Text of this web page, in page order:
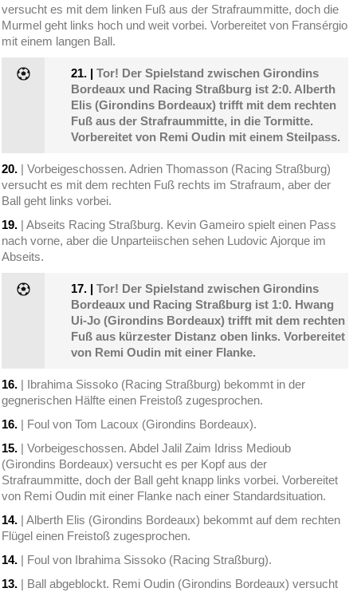
versucht es mit dem linken Fuß aus der Strafraummitte, doch die
Murmel geht links hoch und weit vorbei. Vorbereitet von Fransérgio
mit einem langen Ball.
21. |Tor! Der Spielstand zwischen Girondins
Bordeaux und Racing Straßburg ist 2:0. Alberth
Elis (Girondins Bordeaux) trifft mit dem rechten
Fuß aus der Strafraummitte, in die Tormitte.
Vorbereitet von Remi Oudin mit einem Steilpass.
20. | Vorbeigeschossen. Adrien Thomasson (Racing Straßburg)
versucht es mit dem rechten Fuß rechts im Strafraum, aber der
Ball geht links vorbei.
19. | Abseits Racing Straßburg. Kevin Gameiro spielt einen Pass
nach vorne, aber die Unparteiischen sehen Ludovic Ajorque im
Abseits.
17. |Tor! Der Spielstand zwischen Girondins
Bordeaux und Racing Straßburg ist 1:0. Hwang
Ui-Jo (Girondins Bordeaux) trifft mit dem rechten
Fuß aus kürzester Distanz oben links. Vorbereitet
von Remi Oudin mit einer Flanke.
16. | Ibrahima Sissoko (Racing Straßburg) bekommt in der
gegnerischen Hälfte einen Freistoß zugesprochen.
16. | Foul von Tom Lacoux (Girondins Bordeaux).
15. | Vorbeigeschossen. Abdel Jalil Zaim Idriss Medioub
(Girondins Bordeaux) versucht es per Kopf aus der
Strafraummitte, doch der Ball geht knapp links vorbei. Vorbereitet
von Remi Oudin mit einer Flanke nach einer Standardsituation.
14. | Alberth Elis (Girondins Bordeaux) bekommt auf dem rechten
Flügel einen Freistoß zugesprochen.
14. | Foul von Ibrahima Sissoko (Racing Straßburg).
13. | Ball abgeblockt. Remi Oudin (Girondins Bordeaux) versucht